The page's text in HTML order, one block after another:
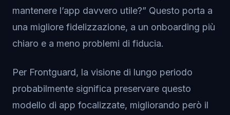
mantenere l’app davvero utile?” Questo porta a
una migliore fidelizzazione, a un onboarding più
chiaro e a meno problemi di fiducia.
Per Frontguard, la visione di lungo periodo
probabilmente significa preservare questo
modello di app focalizzate, migliorando però il